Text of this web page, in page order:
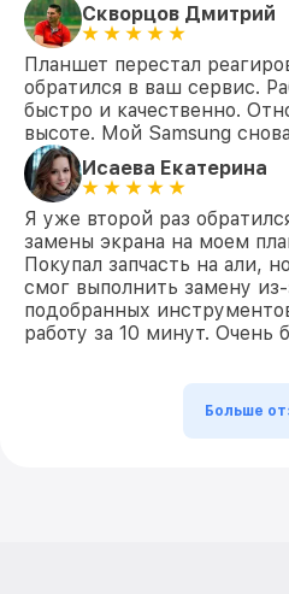
Скворцов Дмитрий
Планшет перестал
обратился в ваш сервис.
быстро и качественно.
высоте. Мой Samsung
Исаева Екатерина
Я уже второй раз
замены экрана на моем
Покупал запчасть на али,
смог выполнить замену
подобранных
работу за 10 минут. Очень
Больше